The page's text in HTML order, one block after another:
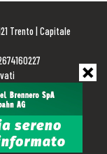
Trento | Capitale
Cookie Policy